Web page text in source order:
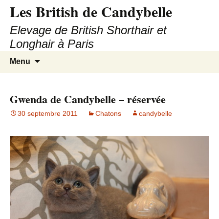
Les British de Candybelle
Elevage de British Shorthair et
Longhair à Paris
Menu
Gwenda de Candybelle – réservée
30 septembre 2011 Chatons candybelle